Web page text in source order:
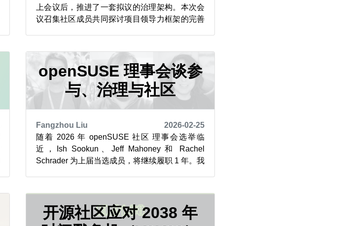
上会议后，推进了一套拟议的治理架构。本次会
议召集社区成员共同探讨项目领导力框架的完善
社区与营销委员会、基础设施团队代表以及理事
会。 该提案托管在 GitLab 平台，被设计为一份
动态文档，欢迎社区通...
openSUSE 理事会谈参
与、治理与社区
Fangzhou Liu
2026-02-25
随着 2026 年 openSUSE 社区 理事会选举临
近，Ish Sookun、Jeff Mahoney 和 Rachel
Schrader 为上届当选成员，将继续履职 1 年。我
责领导 openSUSE 项目。这听上去职责重大，
但实际工作...
开源社区应对 2038 年